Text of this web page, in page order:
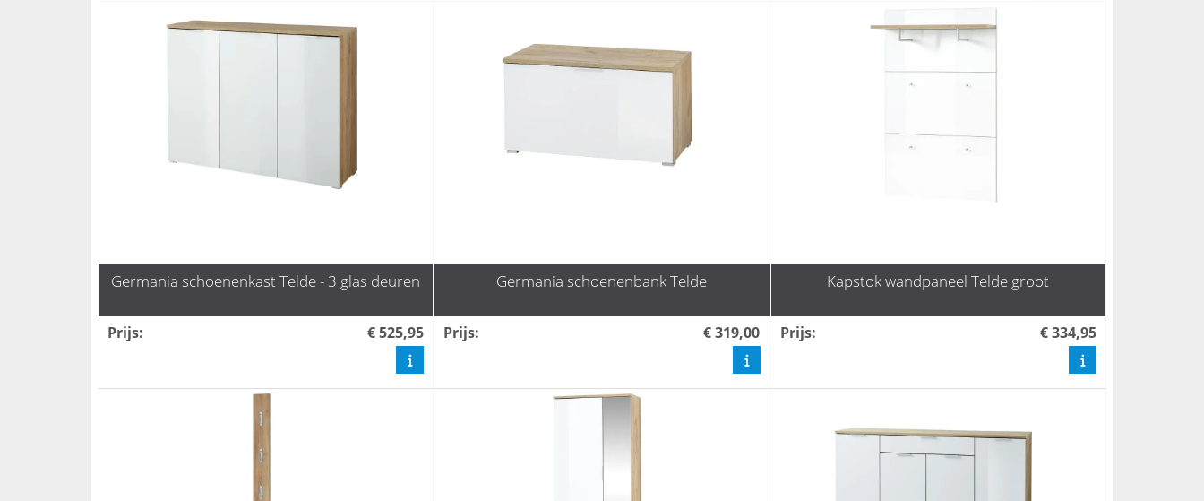
Germania schoenenkast Telde - 3 glas deuren
Prijs: € 525,95
Germania schoenenbank Telde
Prijs: € 319,00
Kapstok wandpaneel Telde groot
Prijs: € 334,95